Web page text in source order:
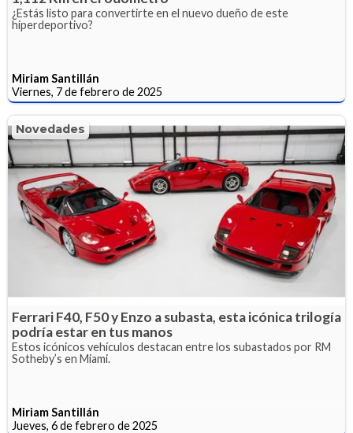
¿Estás listo para convertirte en el nuevo dueño de este
hiperdeportivo?
Miriam Santillán
Viernes, 7 de febrero de 2025
Novedades
Ferrari F40, F50 y Enzo a subasta, esta icónica trilogía
podría estar en tus manos
Estos icónicos vehículos destacan entre los subastados por RM
Sotheby’s en Miami.
Miriam Santillán
Jueves, 6 de febrero de 2025